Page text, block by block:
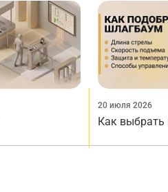
20 июля 2026
Как